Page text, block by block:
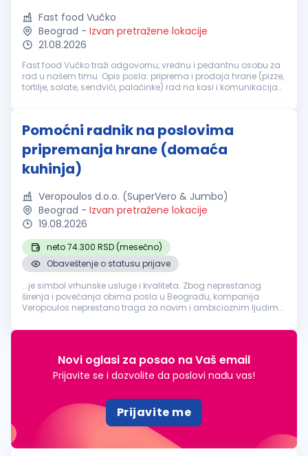
Fast food Vučko
Beograd - Izvan pretražene lokacije
21.08.2026
Fast food Vučko traži odgovornu, vrednu i pedantnu osobu za
rad u našem timu. Opis posla: priprema i prodaja hrane (pizze,
tortilje, salate, sendviči, palačinke) rad na kasi i komunikacija
Pomoćni radnik na poslovima
pripremanja hrane (domaća
kuhinja)
Veropoulos d.o.o. (SuperVero & Jumbo)
Beograd - Izvan pretražene lokacije
19.08.2026
neto 74.300 RSD (mesečno)
Obaveštenje o statusu prijave
...je simbol vrhunske usluge i kvaliteta. Zbog neprestanog
širenja i povećanja obima posla u Beogradu, kompanija
Veropoulos neprestano traga za novim i ambicioznim ljudima
(domaća kuhinja) Lokacija rada...
Novi oglasi za posao na Vaš email
Prijavite se i dozvolite da poslovi nađu vas!
Prijavite me